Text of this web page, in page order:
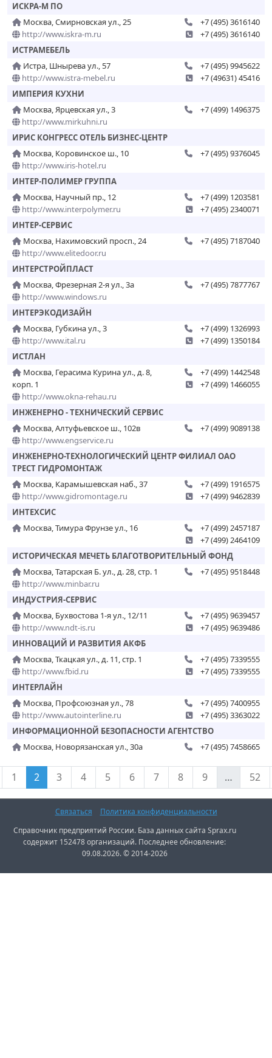
ИСКРА-М ПО
Москва, Смирновская ул., 25
http://www.iskra-m.ru
+7 (495) 3616140
+7 (495) 3616140
ИСТРАМЕБЕЛЬ
Истра, Шнырева ул., 57
http://www.istra-mebel.ru
+7 (495) 9945622
+7 (49631) 45416
ИМПЕРИЯ КУХНИ
Москва, Ярцевская ул., 3
http://www.mirkuhni.ru
+7 (499) 1496375
ИРИС КОНГРЕСС ОТЕЛЬ БИЗНЕС-ЦЕНТР
Москва, Коровинское ш., 10
http://www.iris-hotel.ru
+7 (495) 9376045
ИНТЕР-ПОЛИМЕР ГРУППА
Москва, Научный пр., 12
http://www.interpolymer.ru
+7 (499) 1203581
+7 (495) 2340071
ИНТЕР-СЕРВИС
Москва, Нахимовский просп., 24
http://www.elitedoor.ru
+7 (495) 7187040
ИНТЕРСТРОЙПЛАСТ
Москва, Фрезерная 2-я ул., 3а
http://www.windows.ru
+7 (495) 7877767
ИНТЕРЭКОДИЗАЙН
Москва, Губкина ул., 3
http://www.ital.ru
+7 (499) 1326993
+7 (499) 1350184
ИСТЛАН
Москва, Герасима Курина ул., д. 8,
корп. 1
http://www.okna-rehau.ru
+7 (499) 1442548
+7 (499) 1466055
ИНЖЕНЕРНО - ТЕХНИЧЕСКИЙ СЕРВИС
Москва, Алтуфьевское ш., 102в
http://www.engservice.ru
+7 (499) 9089138
ИНЖЕНЕРНО-ТЕХНОЛОГИЧЕСКИЙ ЦЕНТР ФИЛИАЛ ОАО
ТРЕСТ ГИДРОМОНТАЖ
Москва, Карамышевская наб., 37
http://www.gidromontage.ru
+7 (499) 1916575
+7 (499) 9462839
ИНТЕХСИС
Москва, Тимура Фрунзе ул., 16
+7 (499) 2457187
+7 (499) 2464109
ИСТОРИЧЕСКАЯ МЕЧЕТЬ БЛАГОТВОРИТЕЛЬНЫЙ ФОНД
Москва, Татарская Б. ул., д. 28, стр. 1
http://www.minbar.ru
+7 (495) 9518448
ИНДУСТРИЯ-СЕРВИС
Москва, Бухвостова 1-я ул., 12/11
http://www.ndt-is.ru
+7 (495) 9639457
+7 (495) 9639486
ИННОВАЦИЙ И РАЗВИТИЯ АКФБ
Москва, Ткацкая ул., д. 11, стр. 1
http://www.fbid.ru
+7 (495) 7339555
+7 (495) 7339555
ИНТЕРЛАЙН
Москва, Профсоюзная ул., 78
http://www.autointerline.ru
+7 (495) 7400955
+7 (495) 3363022
ИНФОРМАЦИОННОЙ БЕЗОПАСНОСТИ АГЕНТСТВО
Москва, Новорязанская ул., 30а
+7 (495) 7458665
1 2 3 4 5 6 7 8 9 … 52
Связаться
Политика конфиденциальности
Справочник предприятий России. База данных сайта Sprax.ru
содержит 152478 организаций. Последнее обновление:
09.08.2026. © 2014-2026